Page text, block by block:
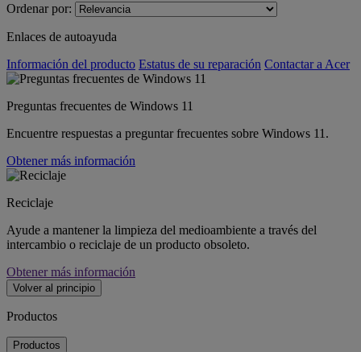
Ordenar por:
Enlaces de autoayuda
Información del producto Estatus de su reparación Contactar a Acer
Preguntas frecuentes de Windows 11
Encuentre respuestas a preguntar frecuentes sobre Windows 11.
Obtener más información
Reciclaje
Ayude a mantener la limpieza del medioambiente a través del
intercambio o reciclaje de un producto obsoleto.
Obtener más información
Volver al principio
Productos
Productos